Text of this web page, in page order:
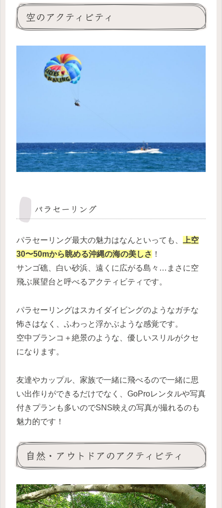
空のアクティビティ
パラセーリング
パラセーリング最大の魅力はなんといっても、
上空
30〜50mから眺める沖縄の海の美しさ ！
サンゴ礁、白い砂浜、遠くに広がる島々…まさに空
飛ぶ展望台と呼べるアクティビティです。
パラセーリングはスカイダイビングのようなガチな
怖さはなく、ふわっと浮かぶような感覚です。
空中ブランコ＋絶景のような、優しいスリルがクセ
になります。
友達やカップル、家族で一緒に飛べるので一緒に思
い出作りができるだけでなく、GoProレンタルや写真
付きプランも多いのでSNS映えの写真が撮れるのも
魅力的です！
自然・アウトドアのアクティビティ